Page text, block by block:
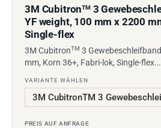
3M CubitronTM3
YF weight, 100 mm x 2200
Single-flex
3M CubitronTM 3
mm, Korn 36+, Fabri-lok, Single-flex.…
VARIANTE WÄHLEN
PREIS AUF ANFRAGE